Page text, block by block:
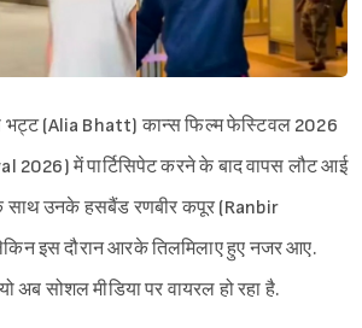
भट्ट (Alia Bhatt) कान्स फिल्म फेस्टिवल 2026
2026) में पार्टिसिपेट करने के बाद वापस लौट आई
साथ उनके हसबैंड रणबीर कपूर (Ranbir
इस दौरान आरके तिलमिलाए हुए नजर आए.
अब सोशल मीडिया पर वायरल हो रहा है.